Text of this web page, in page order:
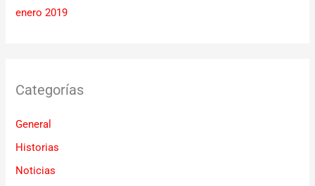
enero 2019
Categorías
General
Historias
Noticias